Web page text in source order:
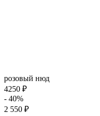
розовый нюд
4250 ₽
- 40%
2 550 ₽